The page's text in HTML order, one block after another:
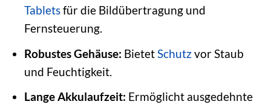
Tabletsfür die Bildübertragung und
Fernsteuerung.
Robustes Gehäuse: Bietet Schutzvor Staub
und Feuchtigkeit.
Lange Akkulaufzeit: Ermöglicht ausgedehnte